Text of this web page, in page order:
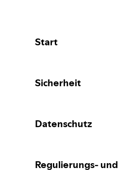
Start
Sicherheit
Datenschutz
Regulierungs- und